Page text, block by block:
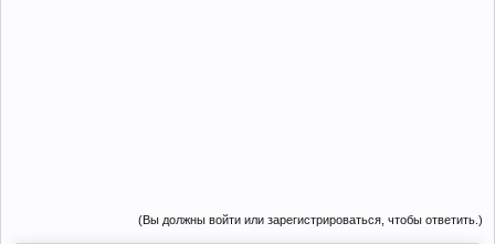
(Вы должны войти или зарегистрироваться, чтобы ответить.)